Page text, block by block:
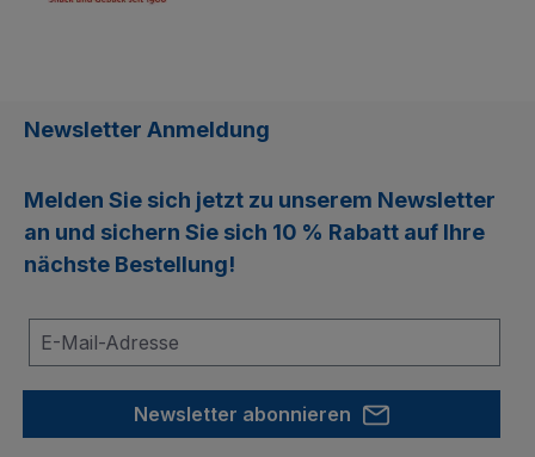
Newsletter Anmeldung
Melden Sie sich jetzt zu unserem Newsletter
an und sichern Sie sich 10 % Rabatt auf Ihre
nächste Bestellung!
Newsletter abonnieren